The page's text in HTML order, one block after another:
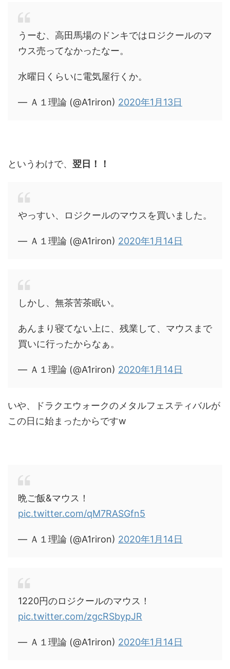
うーむ、高田馬場のドンキではロジクールのマ
ウス売ってなかったなー。
水曜日くらいに電気屋行くか。
— Ａ１理論 (@A1riron) 2020年1月13日
というわけで、 翌日！！
やっすい、ロジクールのマウスを買いました。
— Ａ１理論 (@A1riron) 2020年1月14日
しかし、無茶苦茶眠い。
あんまり寝てない上に、残業して、マウスまで
買いに行ったからなぁ。
— Ａ１理論 (@A1riron) 2020年1月14日
いや、ドラクエウォークのメタルフェスティバルが
この日に始まったからですw
晩ご飯&マウス！
pic.twitter.com/qM7RASGfn5
— Ａ１理論 (@A1riron) 2020年1月14日
1220円のロジクールのマウス！
pic.twitter.com/zgcRSbypJR
— Ａ１理論 (@A1riron) 2020年1月14日